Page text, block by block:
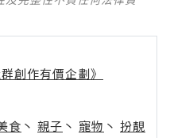
創作有價企劃》
食 丶 親子 丶 寵物 丶 扮靚